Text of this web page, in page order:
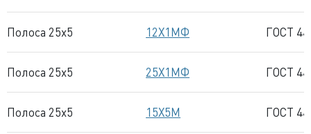
Полоса 25x5 12Х1МФ ГОСТ
Полоса 25x5 25Х1МФ ГОСТ
Полоса 25x5 15Х5М ГОСТ